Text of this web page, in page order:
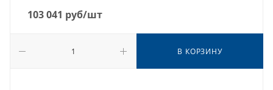
103 041 руб/шт
В КОРЗИНУ